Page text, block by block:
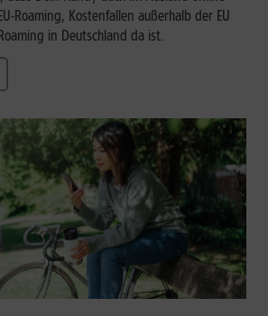
Roaming, Kostenfallen außerhalb der EU
in Deutschland da ist.